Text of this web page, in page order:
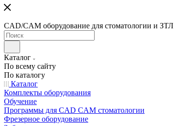
CAD/CAM оборудование для стоматологии и ЗТЛ
Каталог
По всему сайту
По каталогу
Каталог
Комплекты оборудования
Обучение
Программы для CAD CAM стоматологии
Фрезерное оборудование